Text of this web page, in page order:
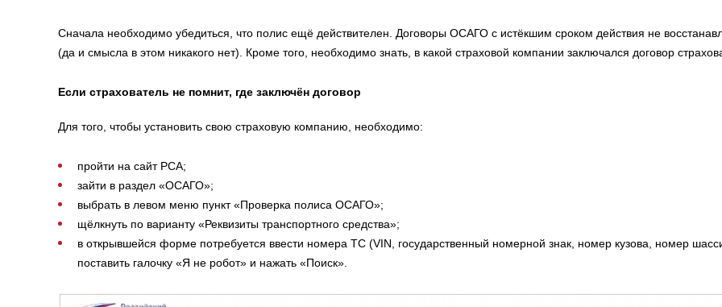
Сначала необходимо убедиться, что полис ещё действителен. Договоры ОСАГО с истёкшим сроком действия не
(да и смысла в этом никакого нет). Кроме того, необходимо знать, в какой страховой компании заключался договор
Если страхователь не помнит, где заключён договор
Для того, чтобы установить свою страховую компанию, необходимо:
пройти на сайт РСА;
зайти в раздел «ОСАГО»;
выбрать в левом меню пункт «Проверка полиса ОСАГО»;
щёлкнуть по варианту «Реквизиты транспортного средства»;
в открывшейся форме потребуется ввести номера ТС (VIN, государственный номерной знак, номер кузова, номер
поставить галочку «Я не робот» и нажать «Поиск».